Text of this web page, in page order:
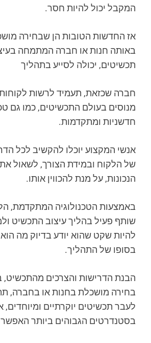
המקבל יכול להיות חסר.
אז החדשות הטובות הן שבחירה
באותה חנות או חברה המתמחה
תכשיטים, יכולה לסייע בתהליך
חברה שכזאת, תעמיד לרשות
מנוסים בעולם התכשיטים, כמו גם
חדשניות ומתקדמות.
אנשי המקצוע יוכלו להקשיב לכל
של הלקוח ובמידת הצורך, לשאול
הנכונות, על מנת להכווין אותו.
באמצעות הטכנולוגיה המתקדמת,
שותף פעיל בהליך עיצוב התכשיט
להיות שקט שהוא יודע בדיוק מה
בסופו של התהליך.
הבנת הדרישות והצרכים מהתכשיט,
בחירה מושכלת בחנות או בחברה,
לעבר תכשיטים יוקרתיים ומיוחדים,
בסטנדרטים הגבוהים ביותר